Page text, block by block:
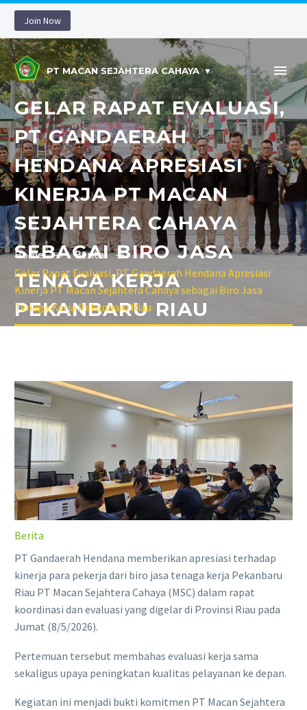
Join Now
PT MACAN SEJAHTERA CAHAYA
GELAR RAPAT EVALUASI,
PT GANDAERAH
HENDANA APRESIASI
KINERJA PT MACAN
SEJAHTERA CAHAYA
SEBAGAI BIRO JASA
TENAGA KERJA
PEKANBARU RIAU
Home
Berita
Gelar Rapat Evaluasi, PT Gandaerah Hendana Apresiasi
Kinerja PT Macan Sejahtera Cahaya sebagai Biro Jasa
Tenaga Kerja Pekanbaru Riau
Berita
PT Gandaerah Hendana memberikan apresiasi terhadap
kinerja para pekerja dari biro jasa tenaga kerja Pekanbaru
Riau PT Macan Sejahtera Cahaya (MSC) dalam rapat
koordinasi dan evaluasi yang digelar di Provinsi Riau pada
Jumat (8/5/2026).
Pertemuan tersebut membahas evaluasi kerja sama
sekaligus upaya peningkatan kualitas pelayanan ke depan.
Kegiatan ini menjadi bukti komitmen PT Macan Sejahtera